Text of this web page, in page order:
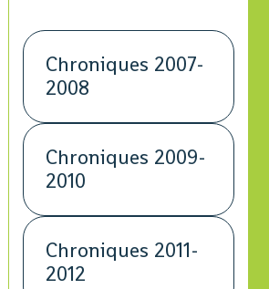
Chroniques 2007-
2008
Chroniques 2009-
2010
Chroniques 2011-
2012